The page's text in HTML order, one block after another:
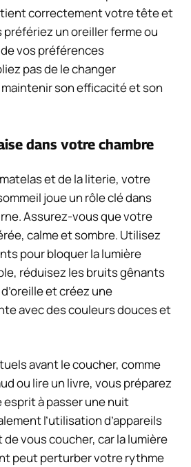
correctement votre tête et
préfériez un oreiller ferme ou
vos préférences
pas de le changer
son efficacité et son
dans votre chambre
et de la literie, votre
joue un rôle clé dans
Assurez-vous que votre
calme et sombre. Utilisez
pour bloquer la lumière
réduisez les bruits gênants
et créez une
avec des couleurs douces et
avant le coucher, comme
ou lire un livre, vous préparez
à passer une nuit
l’utilisation d’appareils
vous coucher, car la lumière
peut perturber votre rythme